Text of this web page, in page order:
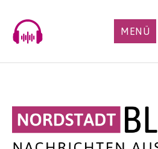
content
MENÜ